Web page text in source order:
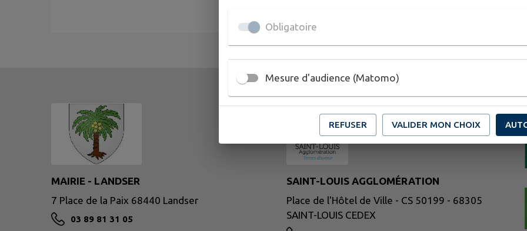
MAIRIE - LANDSER
7 Place de la Paix 68440 Landser
03 89 81 31 05
SAINT-LOUIS AGGLOMÉRATION
Place de l'Hôtel de Ville - CS 50199 - 68305
SAINT-LOUIS CEDEX
Obligatoire
Mesure d'audience (Matomo)
REFUSER VALIDER MON CHOIX